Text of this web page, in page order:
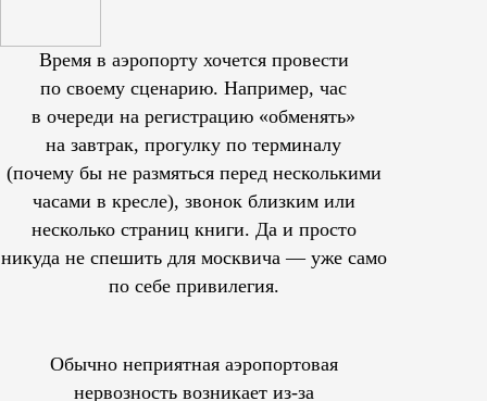
Время в аэропорту хочется провести
по своему сценарию. Например, час
в очереди на регистрацию «обменять»
на завтрак, прогулку по терминалу
(почему бы не размяться перед несколькими
часами в кресле), звонок близким или
несколько страниц книги. Да и просто
никуда не спешить для москвича — уже само
по себе привилегия.
Обычно неприятная аэропортовая
нервозность возникает из-за